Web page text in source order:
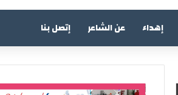
إهداء عن الشاعر إتصل بنا